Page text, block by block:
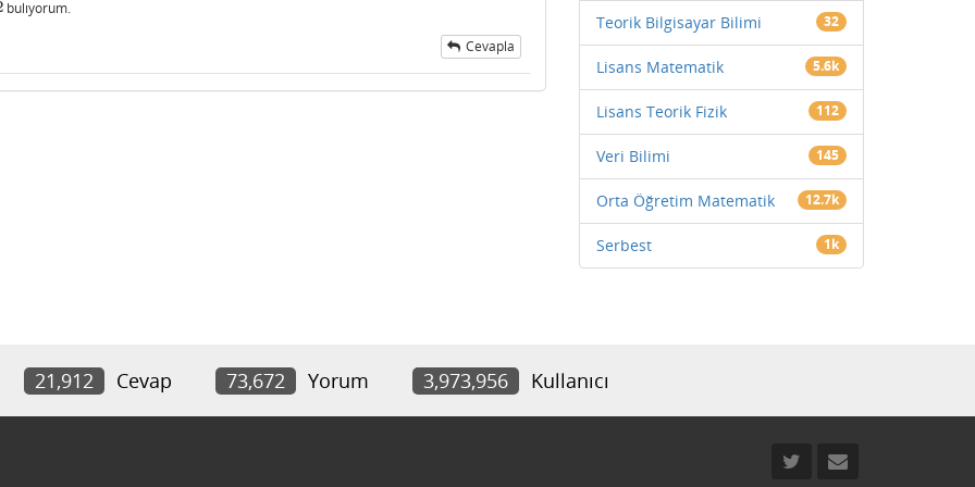
bulıyorum.
Cevapla
Teorik Bilgisayar Bilimi 32
Lisans Matematik 5.6k
Lisans Teorik Fizik 112
Veri Bilimi 145
Orta Öğretim Matematik 12.7k
Serbest 1k
21,912 Cevap 73,672 Yorum 3,973,956 Kullanıcı